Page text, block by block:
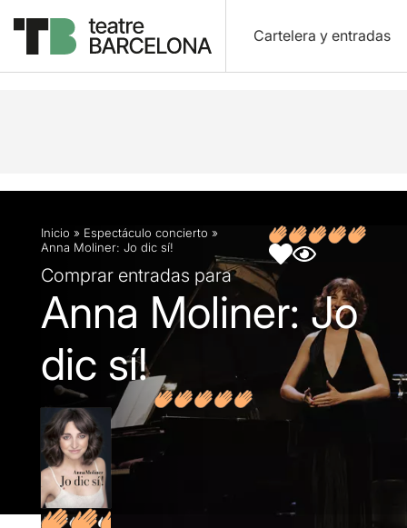
Cartelera y entradas
Descripción Ficha artística Fotos y vídeos
Inicio » Espectáculo concierto »
Anna Moliner: Jo dic sí!
Comprar entradas para
Anna Moliner: Jo
dic sí!